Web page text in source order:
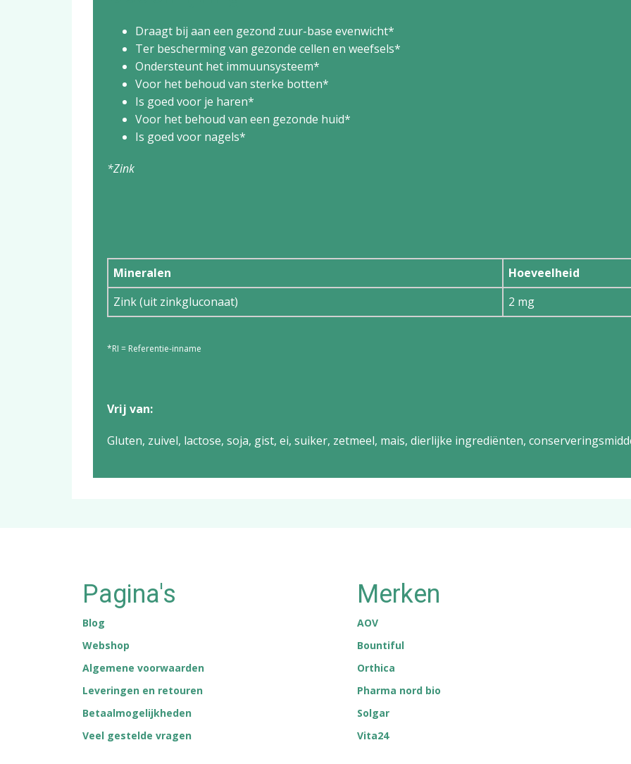
Draagt bij aan een gezond zuur-base evenwicht*
Ter bescherming van gezonde cellen en weefsels*
Ondersteunt het immuunsysteem*
Voor het behoud van sterke botten*
Is goed voor je haren*
Voor het behoud van een gezonde huid*
Is goed voor nagels*
*Zink
Mineralen Hoeveelheid
Zink (uit zinkgluconaat)
2 mg
*RI = Referentie-inname
Vrij van:
Gluten, zuivel, lactose, soja, gist, ei, suiker, zetmeel, mais, dierlijke ingrediënten,
Pagina's
Blog
Webshop
Algemene voorwaarden
Leveringen en retouren
Betaalmogelijkheden
Veel gestelde vragen
Merken
AOV
Bountiful
Orthica
Pharma nord bio
Solgar
Vita24